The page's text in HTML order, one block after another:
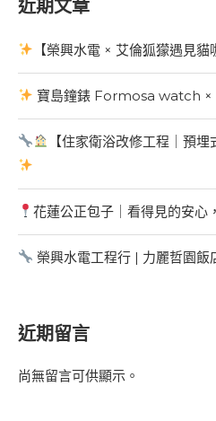
近期文章
【榮興水電 × 艾倫狐獴遇見貓
寶島鐘錶 Formosa watch ×
【住家衛浴改修工程｜預
花蓮公正包子｜看得見的安心
榮興水電工程行 | 力麗哲園飯
近期留言
尚無留言可供顯示。